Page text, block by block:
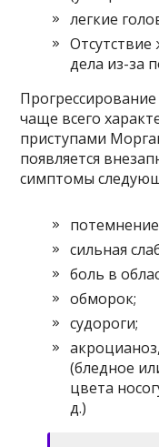
легкие
дела из-за
чаще всего
приступами
появляется
симптомы
потемнение
сильная
боль в
обморок;
судороги;
(бледное
цвета
д.)